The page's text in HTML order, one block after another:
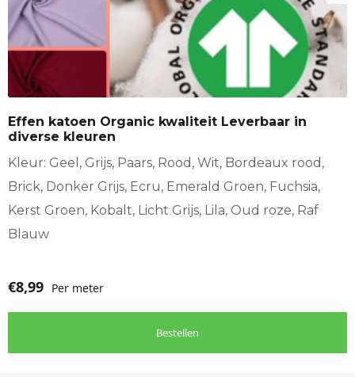
Effen katoen Organic kwaliteit Leverbaar in
diverse kleuren
Kleur: Geel, Grijs, Paars, Rood, Wit, Bordeaux rood,
Brick, Donker Grijs, Ecru, Emerald Groen, Fuchsia,
Kerst Groen, Kobalt, Licht Grijs, Lila, Oud roze, Raf
Blauw
€8,99 Per meter
Bestellen
product
heeft
meerdere
variaties.
Deze
kan
gekozen
worden
op
productpagina